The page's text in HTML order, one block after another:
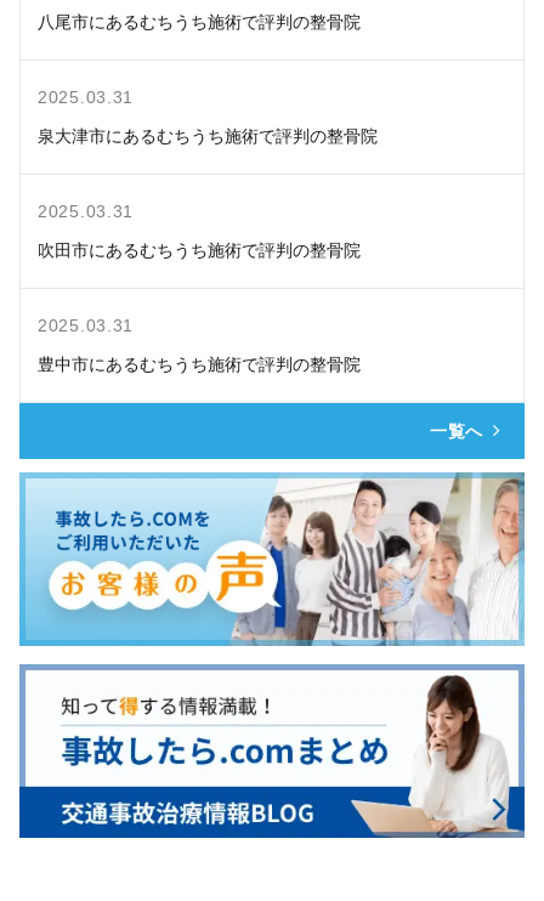
八尾市にあるむちうち施術で評判の整骨院
2025.03.31
泉大津市にあるむちうち施術で評判の整骨院
2025.03.31
吹田市にあるむちうち施術で評判の整骨院
2025.03.31
豊中市にあるむちうち施術で評判の整骨院
一覧へ